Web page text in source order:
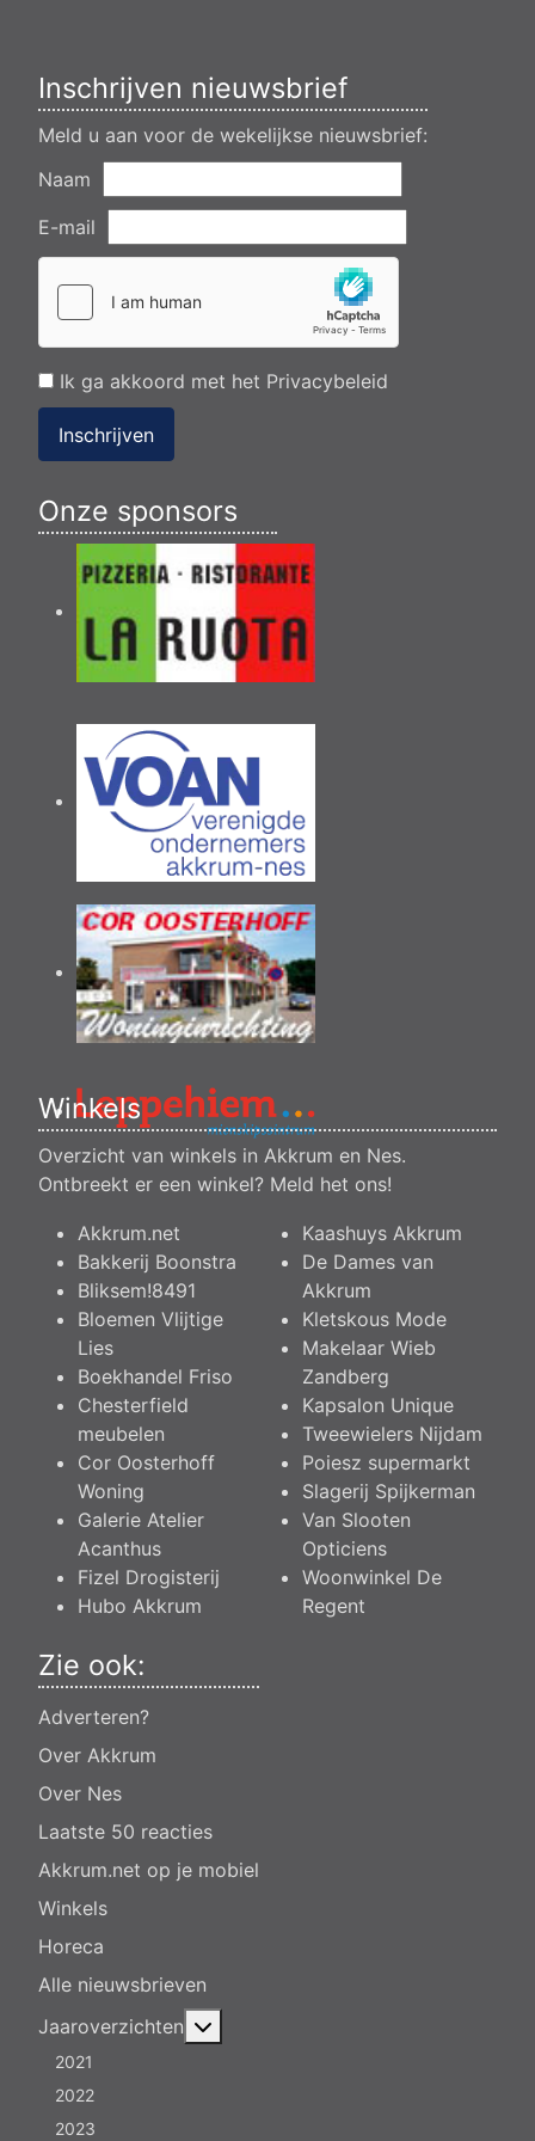
Inschrijven nieuwsbrief
Meld u aan voor de wekelijkse nieuwsbrief:
Naam
E-mail
Ik ga akkoord met het Privacybeleid
Inschrijven
Onze sponsors
Winkels
Overzicht van winkels in Akkrum en Nes.
Ontbreekt er een winkel? Meld het ons!
Akkrum.net
Bakkerij Boonstra
Bliksem!8491
Bloemen Vlijtige
Lies
Boekhandel Friso
Chesterfield
meubelen
Cor Oosterhoff
Woning
Galerie Atelier
Acanthus
Fizel Drogisterij
Hubo Akkrum
Kaashuys Akkrum
De Dames van
Akkrum
Kletskous Mode
Makelaar Wieb
Zandberg
Kapsalon Unique
Tweewielers Nijdam
Poiesz supermarkt
Slagerij Spijkerman
Van Slooten
Opticiens
Woonwinkel De
Regent
Zie ook:
Adverteren?
Over Akkrum
Over Nes
Laatste 50 reacties
Akkrum.net op je mobiel
Winkels
Horeca
Alle nieuwsbrieven
Jaaroverzichten
2021
2022
2023